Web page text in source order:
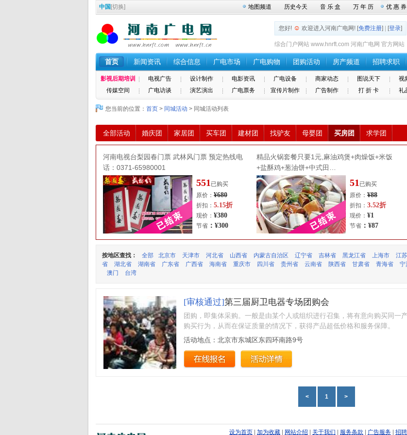
中国 [切换] 地图频道 历史今天 音 乐 盒 万 年 历 优 惠 券
您好! ☺ 欢迎进入河南广电网! [免费注册] [登录]
综合门户网站 www.hnrft.com 河南广电网 官方网站
首页 新闻资讯 综合信息 广电市场 广电购物 团购活动 房产频道 招聘求职
影视后期培训 电视广告 设计制作 电影资讯 广电设备 商家动态 图说天下 视
传媒空间
广电访谈 演艺演出 广电票务 宣传片制作 广告制作 打 折 卡 礼
您当前的位置： 首页 > 同城活动 > 同城活动列表
全部活动 婚庆团 家居团 买车团 建材团 找驴友 母婴团 买房团 求学团
河南电视台梨园春门票 武林风门票 预定热线电
话：0371-65980001
551 已购买
原价： ¥680
折扣： 5.15折
现价： ¥380
节省 ：¥300
精品火锅套餐只要1元,麻油鸡煲+肉燥饭+米饭
+盐酥鸡+葱油饼+中式田…
51 已购买
原价： ¥88
折扣： 3.52折
现价： ¥1
节省 ：¥87
按地区查找： 全部 北京市 天津市 河北省 山西省 内蒙古自治区 辽宁省 吉林省 黑龙江省 上海市 江
省
湖北省 湖南省 广东省 广西省 海南省 重庆市 四川省 贵州省 云南省 陕西省 甘肃省 青海省 宁
澳门
台湾
[审核通过]第三届厨卫电器专场团购会
团购，即集体采购。一般是由某个人或组织进行召集，将有意向购买同一
购买行为，从而在保证质量的情况下，获得产品超低价格和服务保障。
活动地点：北京市东城区东四环南路9号
< 1 >
设为首页 加为收藏 网站介绍 关于我们 服务条款 广告服务 招